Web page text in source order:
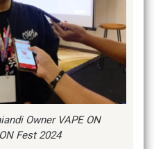
Owner VAPE ON
Fest 2024